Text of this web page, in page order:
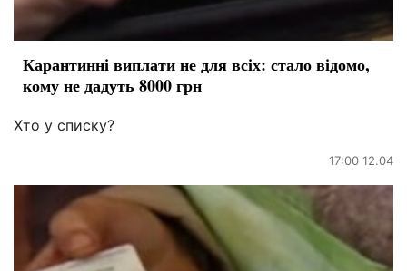
Карантинні виплати не для всіх: стало відомо,
кому не дадуть 8000 грн
Хто у списку?
17:00 12.04